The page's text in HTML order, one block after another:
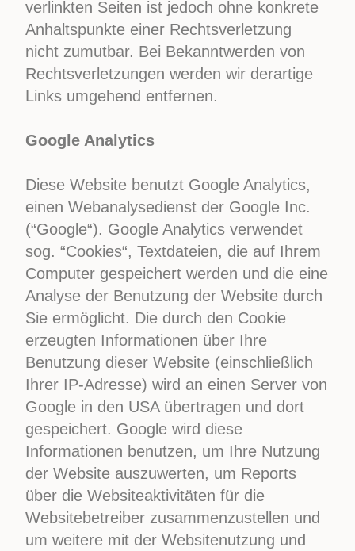
verlinkten Seiten ist jedoch ohne konkrete
Anhaltspunkte einer Rechtsverletzung
nicht zumutbar. Bei Bekanntwerden von
Rechtsverletzungen werden wir derartige
Links umgehend entfernen.
Google Analytics
Diese Website benutzt Google Analytics,
einen Webanalysedienst der Google Inc.
(“Google“). Google Analytics verwendet
sog. “Cookies“, Textdateien, die auf Ihrem
Computer gespeichert werden und die eine
Analyse der Benutzung der Website durch
Sie ermöglicht. Die durch den Cookie
erzeugten Informationen über Ihre
Benutzung dieser Website (einschließlich
Ihrer IP-Adresse) wird an einen Server von
Google in den USA übertragen und dort
gespeichert. Google wird diese
Informationen benutzen, um Ihre Nutzung
der Website auszuwerten, um Reports
über die Websiteaktivitäten für die
Websitebetreiber zusammenzustellen und
um weitere mit der Websitenutzung und